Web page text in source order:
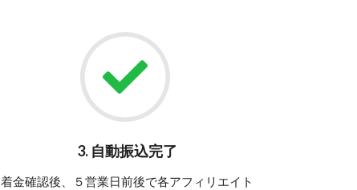
3. 自動振込完了
着金確認後、５営業日前後で各アフィリエイト